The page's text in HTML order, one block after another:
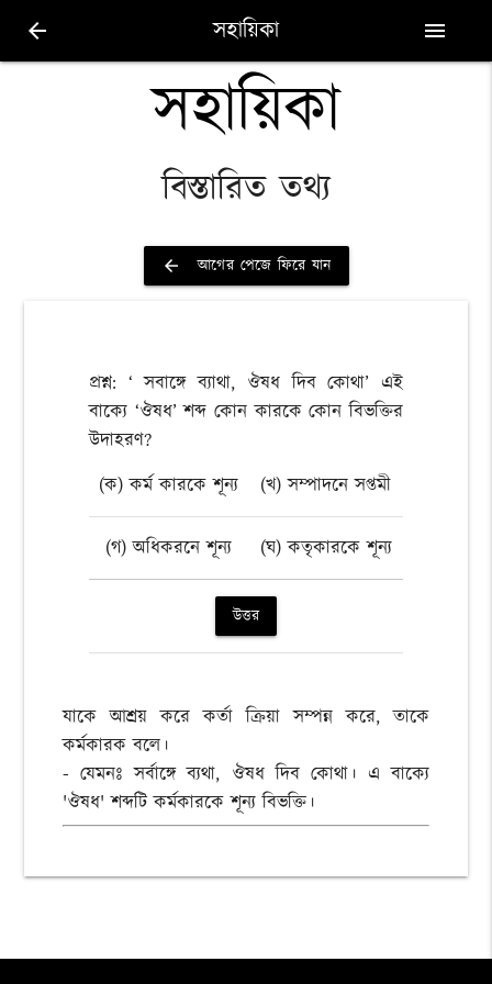
arrow_back সহায়িকা menu
সহায়িকা
বিস্তারিত তথ্য
arrow_back আগের পেজে ফিরে যান
প্রশ্ন: ‘ সবাঙ্গে ব্যাথা, ঔষধ দিব কোথা’ এই
বাক্যে ‘ঔষধ’ শব্দ কোন কারকে কোন বিভক্তির
উদাহরণ?
(ক) কর্ম কারকে শূন্য
(খ) সম্পাদনে সপ্তমী
(গ) অধিকরনে শূন্য (ঘ) কতৃকারকে শূন্য
উত্তর
যাকে আশ্রয় করে কর্তা ক্রিয়া সম্পন্ন করে, তাকে
কর্মকারক বলে।
- যেমনঃ সর্বাঙ্গে ব্যথা, ঔষধ দিব কোথা। এ বাক্যে
'ঔষধ' শব্দটি কর্মকারকে শূন্য বিভক্তি।